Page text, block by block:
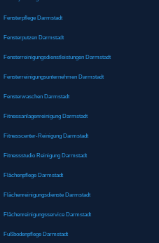
Fensterpflege Darmstadt
Fensterputzen Darmstadt
Fensterreinigungsdienstleistungen Darmstadt
Fensterreinigungsunternehmen Darmstadt
Fensterwaschen Darmstadt
Fitnessanlagenreinigung Darmstadt
Fitnesscenter-Reinigung Darmstadt
Fitnessstudio Reinigung Darmstadt
Flächenpflege Darmstadt
Flächenreinigungsdienste Darmstadt
Flächenreinigungsservice Darmstadt
Fußbodenpflege Darmstadt